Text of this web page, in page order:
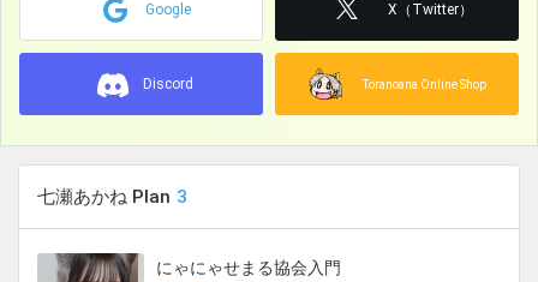
Google X（Twitter）
Discord Toranoana Online Shop
七瀬あかね Plan 3
にゃにゃせまる協会入門